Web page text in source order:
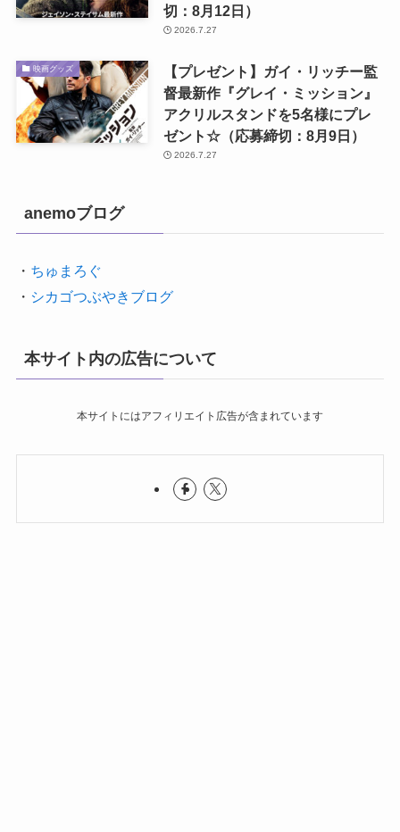
切：8月12日）
2026.7.27
映画グッズ
【プレゼント】ガイ・リッチー監
督最新作『グレイ・ミッション』
アクリルスタンドを5名様にプレ
ゼント☆（応募締切：8月9日）
2026.7.27
anemoブログ
・ ちゅまろぐ
・ シカゴつぶやきブログ
本サイト内の広告について
本サイトにはアフィリエイト広告が含まれています